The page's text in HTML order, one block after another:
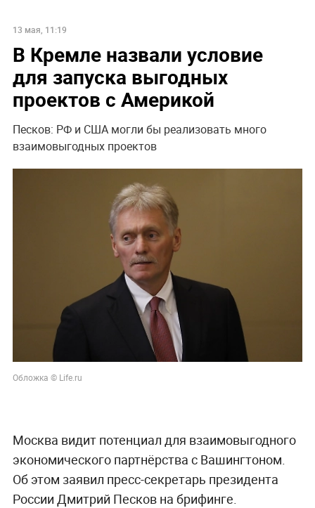
13 мая, 11:19
В Кремле назвали условие
для запуска выгодных
проектов с Америкой
Песков: РФ и США могли бы реализовать много
взаимовыгодных проектов
Обложка © Life.ru
Москва видит потенциал для взаимовыгодного
экономического партнёрства с Вашингтоном.
Об этом заявил пресс-секретарь президента
России Дмитрий Песков на брифинге.